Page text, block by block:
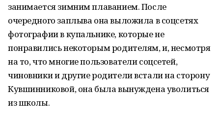
занимается зимним плаванием. После
очередного заплыва она выложила в соцсетях
фотографии в купальнике, которые не
понравились некоторым родителям, и, несмотря
на то, что многие пользователи соцсетей,
чиновники и другие родители встали на сторону
Кувшинниковой, она была вынуждена уволиться
из школы.